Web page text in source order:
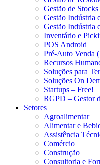
Gestão de Stocks
Gestão Indústria
Gestão Indústria
Inventário e
POS Android
Pré-Auto Venda
Recursos
Soluções para
Soluções On
Startups – Free!
RGPD – Gestor
Setores
Agroalimentar
Alimentar e
Assistência
Comércio
Construção
Consultoria e